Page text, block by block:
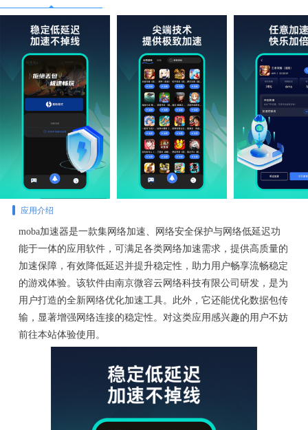
应用介绍
moba加速器是一款集网络加速、网络安全保护与网络低延迟功
能于一体的应用软件，可满足各类网络加速需求，提供高质量的
加速保障，有效降低延迟并提升稳定性，助力用户畅享流畅稳定
的游戏体验。该软件由南京微容云网络科技有限公司研发，是为
用户打造的全新网络优化加速工具。此外，它还能优化数据包传
输，显著增强网络连接的稳定性。对这类应用感兴趣的用户不妨
前往本站体验使用。